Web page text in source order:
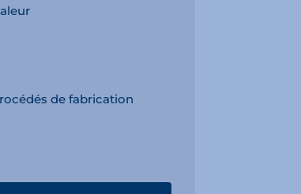
de fabrication